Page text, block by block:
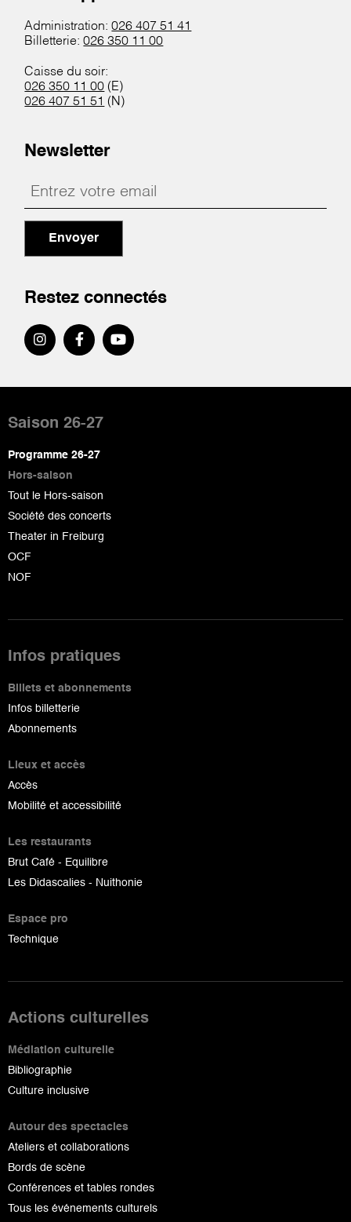
Administration:026 407 51 41
Billetterie:026 350 11 00
Caisse du soir:
026 350 11 00 (E)
026 407 51 51 (N)
Newsletter
Envoyer
Restez connectés
de
page
Saison 26-27
Programme 26-27
Hors-saison
Tout le Hors-saison
Société des concerts
Theater in Freiburg
OCF
NOF
Infos pratiques
Billets et abonnements
Infos billetterie
Abonnements
Lieux et accès
Accès
Mobilité et accessibilité
Les restaurants
Brut Café - Equilibre
Les Didascalies - Nuithonie
Espace pro
Technique
Actions culturelles
Médiation culturelle
Bibliographie
Culture inclusive
Autour des spectacles
Ateliers et collaborations
Bords de scène
Conférences et tables rondes
Tous les événements culturels